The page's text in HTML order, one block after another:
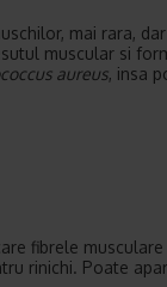
mai rara,
muscular si
aureus, insa
fibrele
rinichi. Poate